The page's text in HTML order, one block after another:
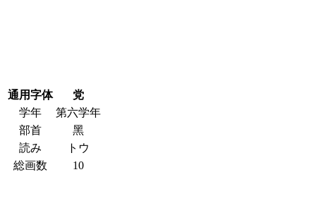
通用字体
党
学年
第六学年
部首
黑
読み
トウ
総画数
10